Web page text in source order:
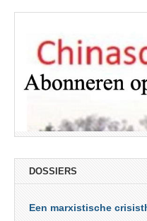
DOSSIERS
Een marxistische